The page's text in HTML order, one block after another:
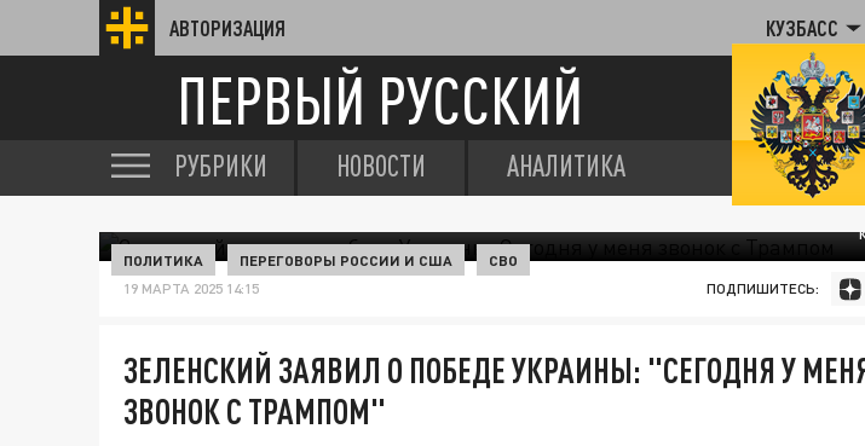
АВТОРИЗАЦИЯ КУЗБАСС
ПЕРВЫЙ РУССКИЙ
РУБРИКИ НОВОСТИ АНАЛИТИКА
ПОЛИТИКА ПЕРЕГОВОРЫ РОССИИ И США СВО
19 МАРТА 2025 14:15 ПОДПИШИТЕСЬ:
ЗЕЛЕНСКИЙ ЗАЯВИЛ О ПОБЕДЕ УКРАИНЫ: "СЕГОДНЯ У
ЗВОНОК С ТРАМПОМ"